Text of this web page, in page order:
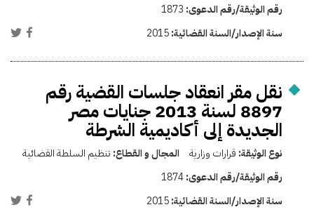
رقم الوثيقة/رقم الدعوى: 1873
سنة الإصدار/السنة القضائية:2015
نقل مقر انعقاد جلسات القضية رقم
8897 لسنة 2013 جنايات مصر
الجديدة إلى أكاديمية الشرطة
نوع الوثيقة: قرارات وزارية المجال و القطاع: تنظيم السلطة القضائية
رقم الوثيقة/رقم الدعوى:1874
سنة الإصدار/السنة القضائية:2015